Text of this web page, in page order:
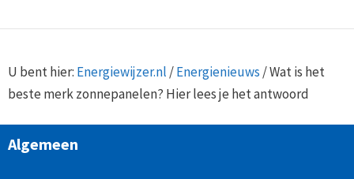
U bent hier: Energiewijzer.nl /Energienieuws /Wat is het
beste merk zonnepanelen? Hier lees je het antwoord
Algemeen